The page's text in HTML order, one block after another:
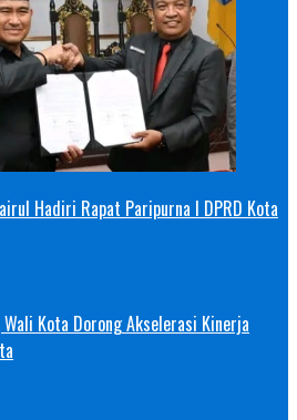
Hadiri Rapat Paripurna I DPRD Kota
Kota Dorong Akselerasi Kinerja